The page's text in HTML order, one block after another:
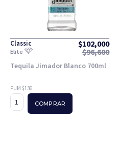
Classic $102,000
Elite $96,600
Tequila Jimador Blanco 700ml
PUM $136
COMPRAR